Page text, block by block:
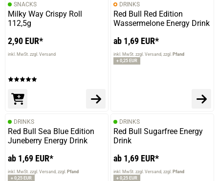
Die Bewertung erfolgte ohne Abgabe eines Kommentars
01.12.2023 — via
Trustedshops.de
verifizierter Onlinekauf.
13.10.2023 — viaTrustedshops.de
Anke D.
verifizierter Onlinekauf.
Die Bewertung erfolgte ohne Abgabe eines Kommentars
SNACKS
Milky Way Crispy Roll
112,5g
2,90 EUR*
inkl. MwSt. zzgl. Versand
DRINKS
Red Bull Red Edition
Wassermelone Energy Drink
ab 1,69 EUR*
inkl. MwSt. zzgl. Versand zzgl.
Pfand
+ 0,25 EUR
DRINKS
Red Bull Sea Blue Edition
Juneberry Energy Drink
ab 1,69 EUR*
inkl. MwSt. zzgl. Versand zzgl.
Pfand
+ 0,25 EUR
DRINKS
Red Bull Sugarfree Energy
Drink
ab 1,69 EUR*
inkl. MwSt. zzgl. Versand zzgl.
Pfand
+ 0,25 EUR